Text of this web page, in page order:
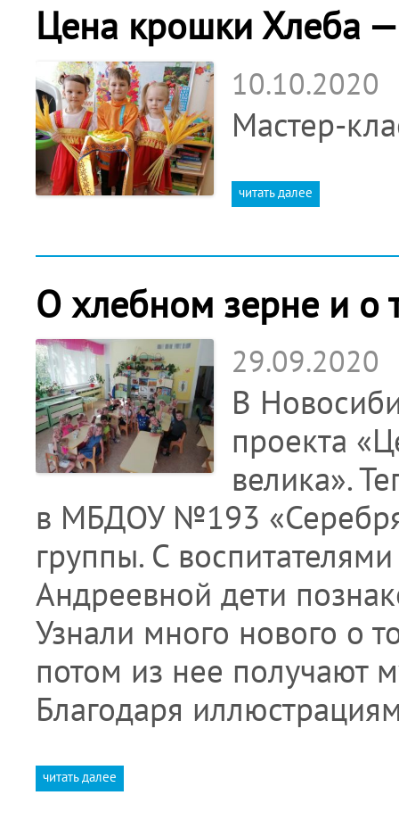
Цена крошки Хлеба —
10.10.2020
Мастер-
читать далее
О хлебном зерне и о
29.09.2020
В
проекта
велика».
в МБДОУ №193
группы. С
Андреевной дети
Узнали много нового о
потом из нее получают
Благодаря
читать далее